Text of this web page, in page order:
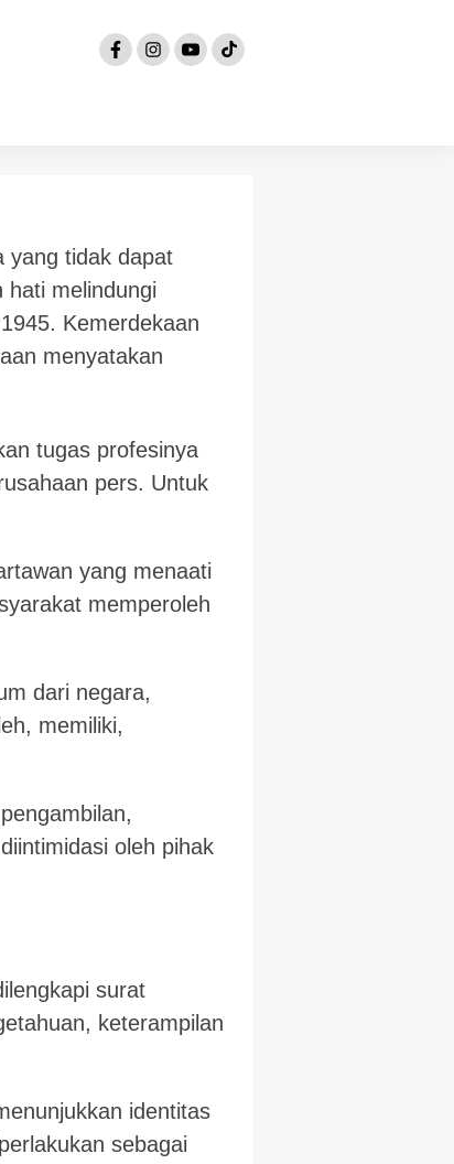
yang tidak dapat
hati melindungi
Kemerdekaan
menyatakan
tugas profesinya
pers. Untuk
yang menaati
memperoleh
dari negara,
memiliki,
oleh pihak
surat
keterampilan
identitas
sebagai